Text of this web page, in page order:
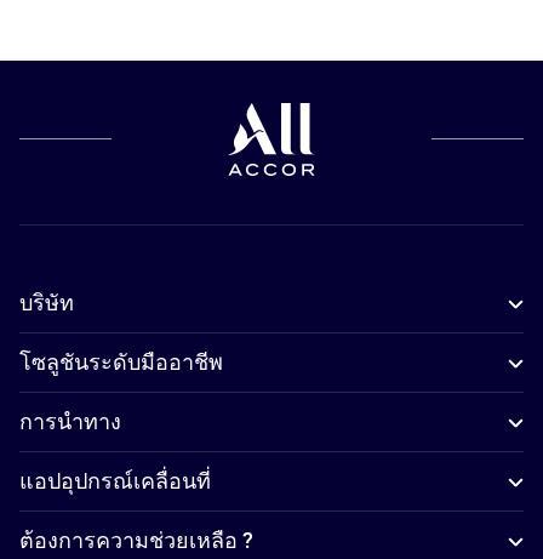
บริษัท
โซลูชันระดับมืออาชีพ
การนำทาง
แอปอุปกรณ์เคลื่อนที่
ต้องการความช่วยเหลือ ?